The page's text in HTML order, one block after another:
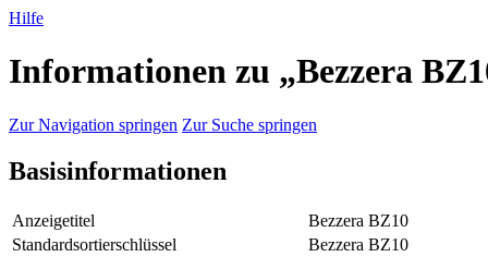
Hilfe
Informationen zu „Bezzera
Zur Navigation springen Zur Suche springen
Basisinformationen
Anzeigetitel
Bezzera BZ10
Standardsortierschlüssel
Bezzera BZ10